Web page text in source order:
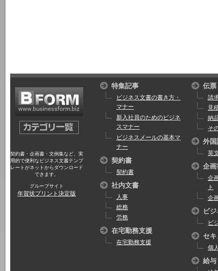
契約書・企画書・文例集など、実
用的で便利なビジネス文書テンプ
レートがネットからダウンロード
できます。
グループサイト
年賀状プリント決定版
特集記事
ビジネス文書の書き方・
マナー
新入社員のためのビジネ
スマナー
ビジネスメールの基本マ
ナー
契約書
契約書
社内文書
人事
総務
労務
在宅勤務支援
在宅勤務支援
伝票
請
見
納
そ
外国
英
企画
企
ト
企
ビ
ビ
セ
個
給与